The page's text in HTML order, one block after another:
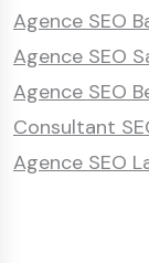
Agence SEO
Agence SEO
Agence SEO
Consultant
Agence SEO